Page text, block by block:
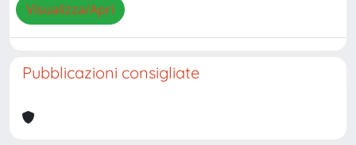
Visualizza/Apri
Pubblicazioni consigliate